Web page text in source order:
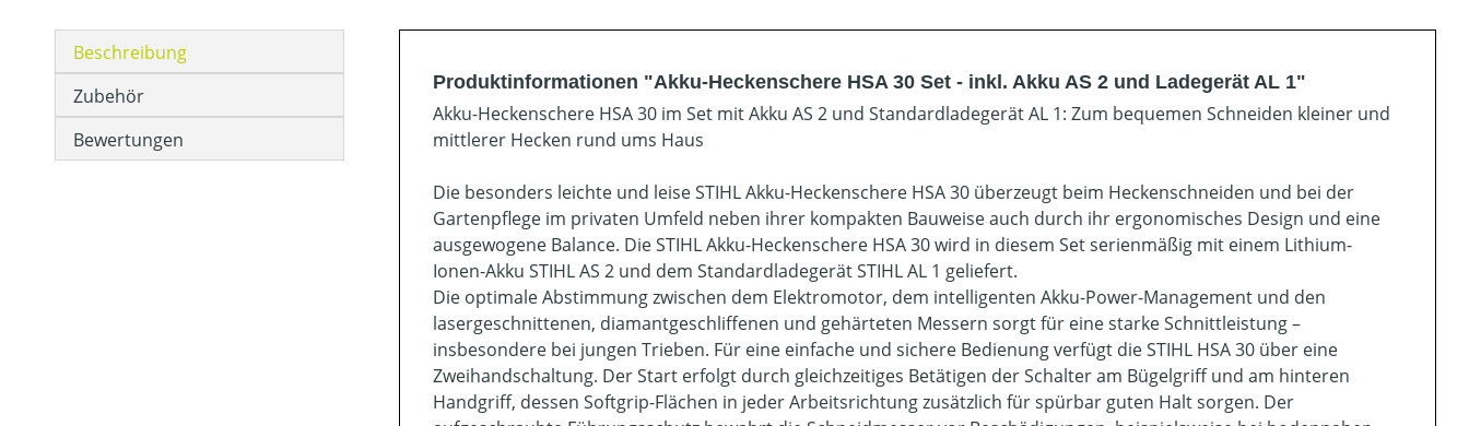
Beschreibung
Zubehör
Bewertungen
Produktinformationen "Akku-Heckenschere HSA 30 Set - inkl. Akku AS 2 und Ladegerät AL 1"
Akku-Heckenschere HSA 30 im Set mit Akku AS 2 und Standardladegerät AL 1: Zum bequemen Schneiden kleiner und
mittlerer Hecken rund ums Haus
Die besonders leichte und leise STIHL Akku-Heckenschere HSA 30 überzeugt beim Heckenschneiden und bei der
Gartenpflege im privaten Umfeld neben ihrer kompakten Bauweise auch durch ihr ergonomisches Design und eine
ausgewogene Balance. Die STIHL Akku-Heckenschere HSA 30 wird in diesem Set serienmäßig mit einem Lithium-
Ionen-Akku STIHL AS 2 und dem Standardladegerät STIHL AL 1 geliefert.
Die optimale Abstimmung zwischen dem Elektromotor, dem intelligenten Akku-Power-Management und den
lasergeschnittenen, diamantgeschliffenen und gehärteten Messern sorgt für eine starke Schnittleistung –
insbesondere bei jungen Trieben. Für eine einfache und sichere Bedienung verfügt die STIHL HSA 30 über eine
Zweihandschaltung. Der Start erfolgt durch gleichzeitiges Betätigen der Schalter am Bügelgriff und am hinteren
Handgriff, dessen Softgrip-Flächen in jeder Arbeitsrichtung zusätzlich für spürbar guten Halt sorgen. Der